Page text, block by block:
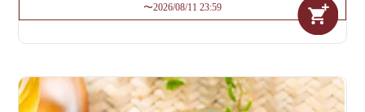
〜2026/08/11 23:59